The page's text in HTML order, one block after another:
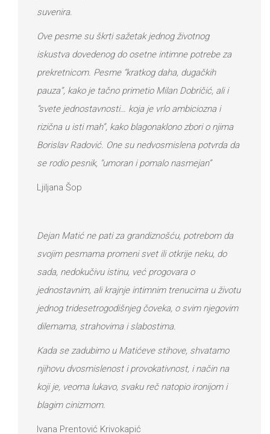
suvenira.
Ove pesme su škrti sažetak jednog životnog
iskustva dovedenog do osetne intimne potrebe za
prekretnicom. Pesme “kratkog daha, dugačkih
pauza”, kako je tačno primetio Milan Dobričić, ali i
“svete jednostavnosti… koja je vrlo ambiciozna i
rizična u isti mah”, kako blagonaklono zbori o njima
Borislav Radović. One su nedvosmislena potvrda da
se rodio pesnik, “umoran i pomalo nasmejan”
Ljiljana Šop
Dejan Matić ne pati za grandiznošću, potrebom da
svojim pesmama promeni svet ili otkrije neku, do
sada, nedokučivu istinu, već progovara o
jednostavnim, ali krajnje intimnim trenucima u životu
jednog tridesetrogodišnjeg čoveka, o svim njegovim
dilemama, strahovima i slabostima.
Kada se zadubimo u Matićeve stihove, shvatamo
njihovu dvosmislenost i provokativnost, i način na
koji je, veoma lukavo, svaku reč natopio ironijom i
blagim cinizmom.
Ivana Prentović Krivokapić